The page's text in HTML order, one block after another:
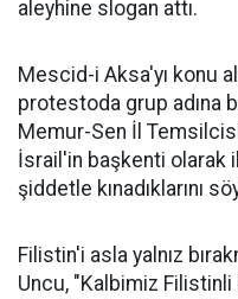
aleyhine slogan attı.
Mescid-i Aksa'yı konu
protestoda grup adına
Memur-Sen İl
İsrail'in başkenti olarak
şiddetle kınadıklarını
Filistin'i asla yalnız
Uncu, "Kalbimiz